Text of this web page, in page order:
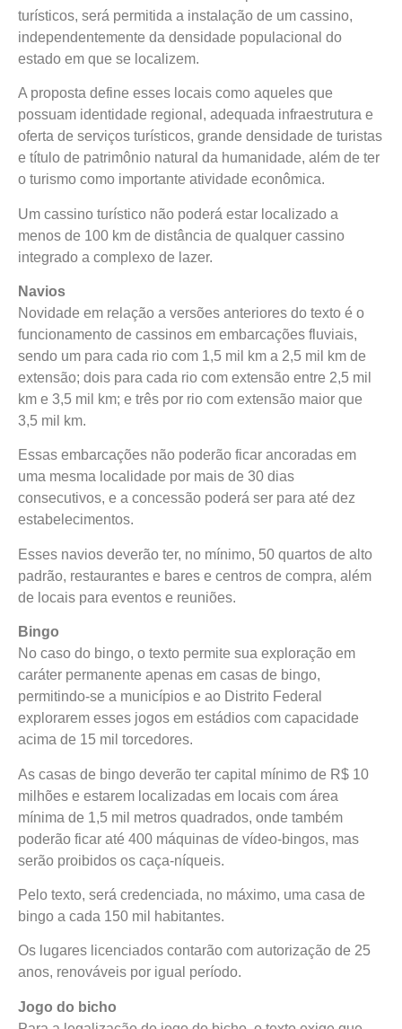
turísticos, será permitida a instalação de um cassino,
independentemente da densidade populacional do
estado em que se localizem.
A proposta define esses locais como aqueles que
possuam identidade regional, adequada infraestrutura e
oferta de serviços turísticos, grande densidade de turistas
e título de patrimônio natural da humanidade, além de ter
o turismo como importante atividade econômica.
Um cassino turístico não poderá estar localizado a
menos de 100 km de distância de qualquer cassino
integrado a complexo de lazer.
Navios
Novidade em relação a versões anteriores do texto é o
funcionamento de cassinos em embarcações fluviais,
sendo um para cada rio com 1,5 mil km a 2,5 mil km de
extensão; dois para cada rio com extensão entre 2,5 mil
km e 3,5 mil km; e três por rio com extensão maior que
3,5 mil km.
Essas embarcações não poderão ficar ancoradas em
uma mesma localidade por mais de 30 dias
consecutivos, e a concessão poderá ser para até dez
estabelecimentos.
Esses navios deverão ter, no mínimo, 50 quartos de alto
padrão, restaurantes e bares e centros de compra, além
de locais para eventos e reuniões.
Bingo
No caso do bingo, o texto permite sua exploração em
caráter permanente apenas em casas de bingo,
permitindo-se a municípios e ao Distrito Federal
explorarem esses jogos em estádios com capacidade
acima de 15 mil torcedores.
As casas de bingo deverão ter capital mínimo de R$ 10
milhões e estarem localizadas em locais com área
mínima de 1,5 mil metros quadrados, onde também
poderão ficar até 400 máquinas de vídeo-bingos, mas
serão proibidos os caça-níqueis.
Pelo texto, será credenciada, no máximo, uma casa de
bingo a cada 150 mil habitantes.
Os lugares licenciados contarão com autorização de 25
anos, renováveis por igual período.
Jogo do bicho